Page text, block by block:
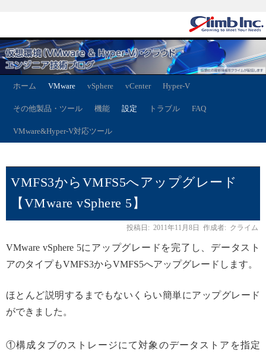
ホーム VMware vSphere vCenter Hyper-V
その他製品・ツール 機能 設定 トラブル FAQ
VMware&Hyper-V対応ツール
VMFS3からVMFS5へアップグレード
【VMware vSphere 5】
投稿日: 2011年11月8日 作成者: クライム
VMware vSphere 5にアップグレードを完了し、データスト
アのタイプもVMFS3からVMFS5へアップグレードします。
ほとんど説明するまでもないくらい簡単にアップグレード
ができました。
①構成タブのストレージにて対象のデータストアを指定